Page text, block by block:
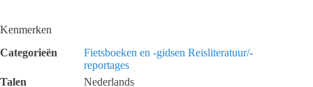
Kenmerken
Categorieën
Fietsboeken en -gidsen Reisliteratuur/-
reportages
Talen
Nederlands